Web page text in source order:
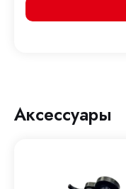
Аксессуары